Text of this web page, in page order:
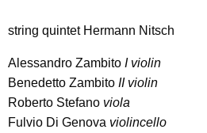
string quintet Hermann Nitsch
Alessandro Zambito I violin
Benedetto Zambito II violin
Roberto Stefano viola
Fulvio Di Genova violincello